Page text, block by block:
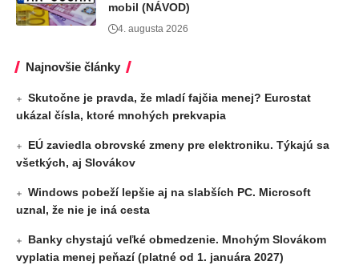
mobil (NÁVOD)
4. augusta 2026
Najnovšie články
Skutočne je pravda, že mladí fajčia menej? Eurostat
ukázal čísla, ktoré mnohých prekvapia
EÚ zaviedla obrovské zmeny pre elektroniku. Týkajú sa
všetkých, aj Slovákov
Windows pobeží lepšie aj na slabších PC. Microsoft
uznal, že nie je iná cesta
Banky chystajú veľké obmedzenie. Mnohým Slovákom
vyplatia menej peňazí (platné od 1. januára 2027)